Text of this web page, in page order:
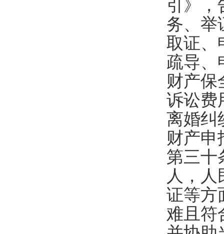
引》，
务、举
取证、
疏导、
财产保
诉讼费
离婚纠
财产申
第三
人，
证等方
难且符